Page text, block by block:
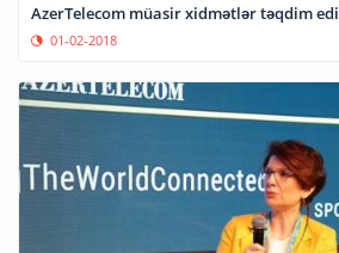
AzerTelecom müasir xidmətlər təqdim
01-02-2018